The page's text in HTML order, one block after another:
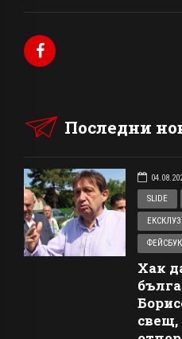
Последни
SLIDE
Хак
свещ,